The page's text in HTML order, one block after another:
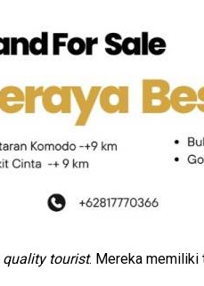
quality tourist. Mereka memiliki